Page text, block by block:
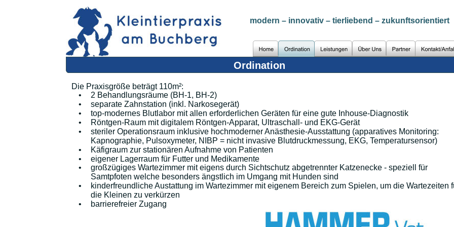
Ordination
modern – innovativ – tierliebend – zukunftsorientiert
Die Praxisgröße beträgt 110m²:
•
2 Behandlungsräume (BH-1, BH-2)
•
separate Zahnstation (inkl. Narkosegerät)
•
top-modernes Blutlabor mit allen erforderlichen Geräten für eine gute Inhouse-Diagnostik
•
Röntgen-Raum mit digitalem Röntgen-Apparat, Ultraschall- und EKG-Gerät
•
steriler Operationsraum inklusive hochmoderner Anästhesie-Ausstattung (apparatives Monitoring:
Kapnographie, Pulsoxymeter, NIBP = nicht invasive Blutdruckmessung, EKG, Temperatursensor)
•
Käfigraum zur stationären Aufnahme von Patienten
•
eigener Lagerraum für Futter und Medikamente
•
großzügiges Wartezimmer mit eigens durch Sichtschutz abgetrennter Katzenecke - speziell für
Samtpfoten welche besonders ängstlich im Umgang mit Hunden sind
•
kinderfreundliche Austattung im Wartezimmer mit eigenem Bereich zum Spielen, um die Wartezeiten
die Kleinen zu verkürzen
•
barrierefreier Zugang